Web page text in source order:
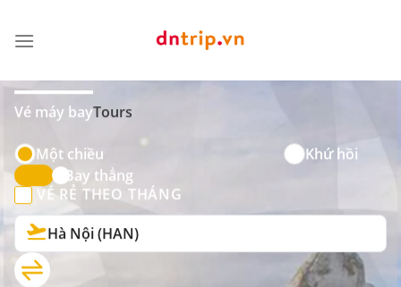
content
Vé máy bayTours
Một chiều
Khứ hồi
Bay thẳng
VÉ RẺ THEO THÁNG
Hà Nội (HAN)